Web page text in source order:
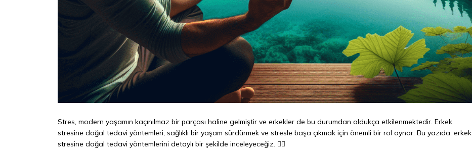
Stres, modern yaşamın kaçınılmaz bir parçası haline gelmiştir ve erkekler de bu durumdan oldukça etkilenmektedir. Erkek
stresine doğal tedavi yöntemleri, sağlıklı bir yaşam sürdürmek ve stresle başa çıkmak için önemli bir rol oynar. Bu yazıda, erkek
stresine doğal tedavi yöntemlerini detaylı bir şekilde inceleyeceğiz. 🧘‍♂️